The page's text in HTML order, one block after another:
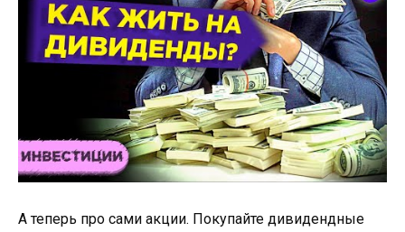
А теперь про сами акции. Покупайте дивидендные